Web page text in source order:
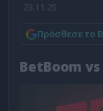
23.11.25
Πρόσθεσε το
BetBoom